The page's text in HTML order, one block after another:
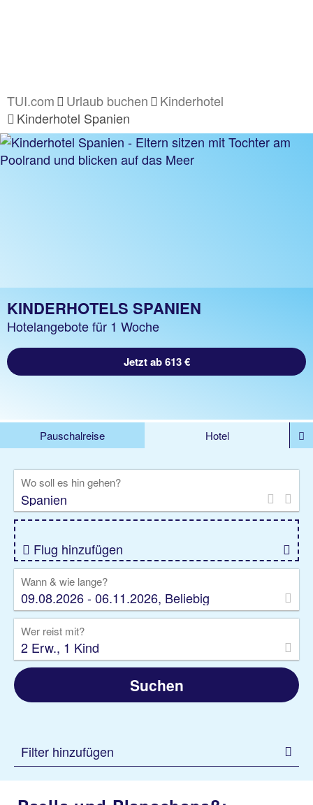
TUI.com Urlaub buchen
Kinderhotel
Kinderhotel Spanien
KINDERHOTELS SPANIEN
Hotelangebote für 1 Woche
Jetzt ab 613 €
Pauschalreise
Hotel
Kreuzfahrten
Rundreisen
Privattransfer
Zusatzleistungen
Wo soll es hin gehen?
Flug hinzufügen
Wann & wie lange?
09.08.2026 - 06.11.2026, Beliebig
Wer reist mit?
2 Erw., 1 Kind
Suchen
Filter hinzufügen